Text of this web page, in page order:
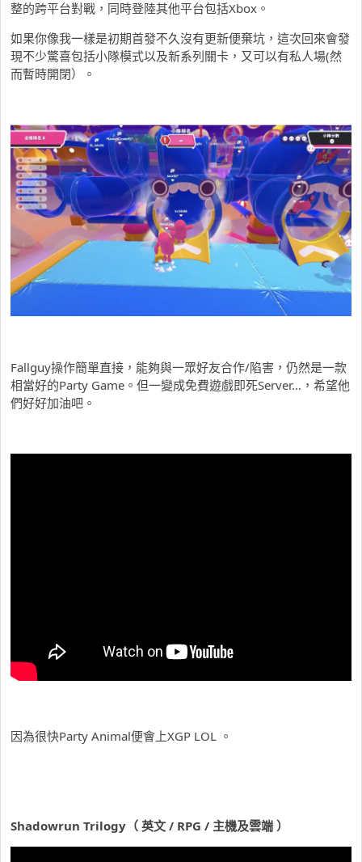
整的跨平台對戰，同時登陸其他平台包括Xbox。
如果你像我一樣是初期首發不久沒有更新便棄坑，這次回來會發
現不少驚喜包括小隊模式以及新系列關卡，又可以有私人場(然
而暫時開閉）。
Fallguy操作簡單直接，能夠與一眾好友合作/陷害，仍然是一款
相當好的Party Game。但一變成免費遊戲即死Server…，希望他
們好好加油吧。
因為很快Party Animal便會上XGP LOL 。
Shadowrun Trilogy（ 英文 / RPG / 主機及雲端 ）